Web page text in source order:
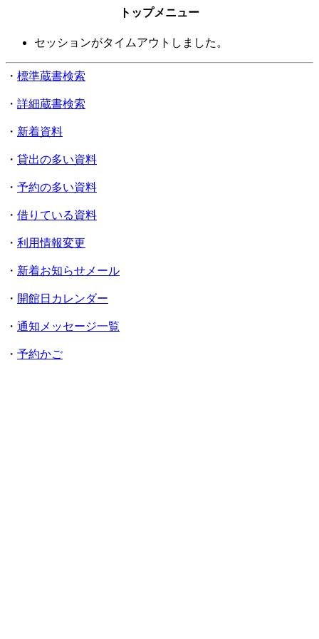
トップメニュー
セッションがタイムアウトしました。
・ 標準蔵書検索
・ 詳細蔵書検索
・ 新着資料
・ 貸出の多い資料
・ 予約の多い資料
・ 借りている資料
・ 利用情報変更
・ 新着お知らせメール
・ 開館日カレンダー
・ 通知メッセージ一覧
・ 予約かご